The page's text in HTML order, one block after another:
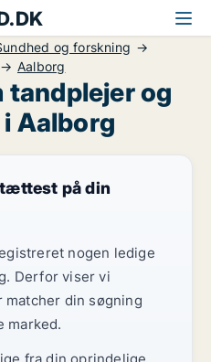
og forskning
Aalborg
tandplejer og
Aalborg
på din
nogen ledige
Derfor viser vi
matcher din søgning
marked.